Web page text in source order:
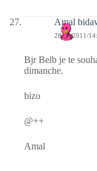
Amal
28/08/2011/
Bjr Belb je te
dimanche.
bizo
@++
Amal